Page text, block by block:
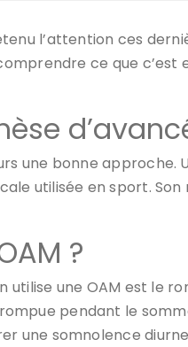
l’attention ces
ce que
une bonne approche.
utilisée en sport.
?
une OAM est le
pendant le
une somnolence